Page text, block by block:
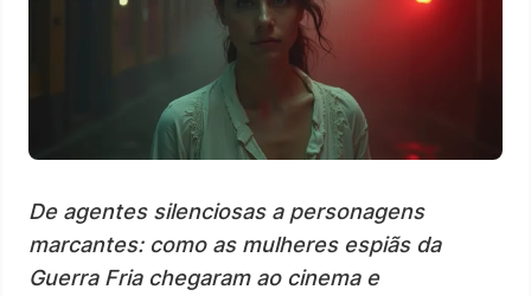
De agentes silenciosas a personagens
marcantes: como as mulheres espiãs da
Guerra Fria chegaram ao cinema e